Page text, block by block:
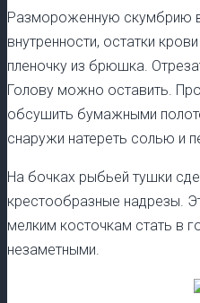
Размороженную скумбрию
внутренности, остатки
пленочку из брюшка.
Голову можно оставить.
обсушить бумажными
снаружи натереть солью и
На бочках рыбьей тушки
крестообразные надрезы.
мелким косточкам стать в
незаметными.